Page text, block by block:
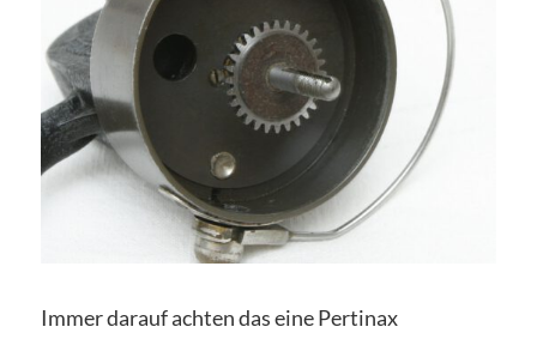
Immer darauf achten das eine Pertinax